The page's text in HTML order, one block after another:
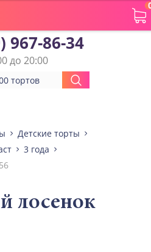
967-86-34
до 20:00
Детские торты
3 года
лосенок